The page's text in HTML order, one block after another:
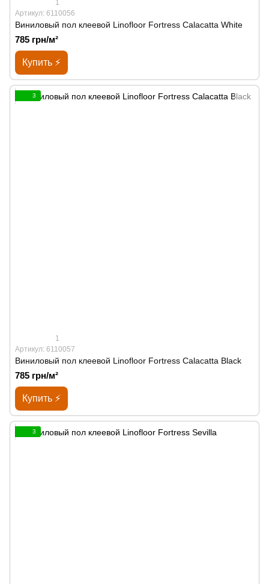
1
Артикул: 6110056
Виниловый пол клеевой Linofloor Fortress Calacatta White
785 грн/м²
Купить ⚡
3
1
Артикул: 6110057
Виниловый пол клеевой Linofloor Fortress Calacatta Black
785 грн/м²
Купить ⚡
3